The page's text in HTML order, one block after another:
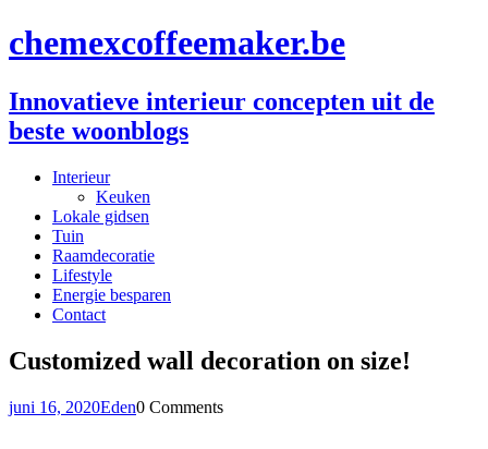
chemexcoffeemaker.be
Innovatieve interieur concepten uit de
beste woonblogs
Interieur
Keuken
Lokale gidsen
Tuin
Raamdecoratie
Lifestyle
Energie besparen
Contact
Customized wall decoration on size!
juni 16, 2020Eden0 Comments